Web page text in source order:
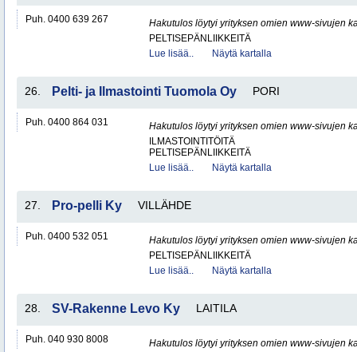
Puh. 0400 639 267
Hakutulos löytyi yrityksen omien www-sivujen
PELTISEPÄNLIIKKEITÄ
Lue lisää..
Näytä kartalla
26. Pelti- ja Ilmastointi Tuomola Oy PORI
Puh. 0400 864 031
Hakutulos löytyi yrityksen omien www-sivujen
ILMASTOINTITÖITÄ
PELTISEPÄNLIIKKEITÄ
Lue lisää..
Näytä kartalla
27. Pro-pelli Ky VILLÄHDE
Puh. 0400 532 051
Hakutulos löytyi yrityksen omien www-sivujen
PELTISEPÄNLIIKKEITÄ
Lue lisää..
Näytä kartalla
28. SV-Rakenne Levo Ky LAITILA
Puh. 040 930 8008
Hakutulos löytyi yrityksen omien www-sivujen